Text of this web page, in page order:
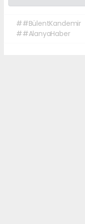
##BülentKandemir
##AlanyaHaber